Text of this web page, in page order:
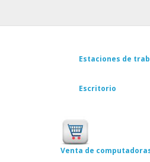
Estaciones de
Escritorio
Venta de